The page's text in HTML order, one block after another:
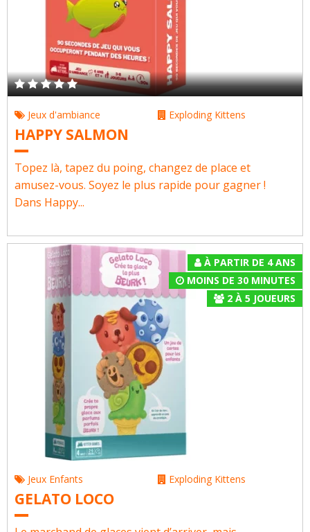
Jeux d'ambiance Exploding Kittens
HAPPY SALMON
Topez là, tapez du poing, changez de place et
amusez-vous. Soyez le plus rapide pour gagner !
Dans Happy...
À PARTIR DE 4 ANS
MOINS DE 30 MINUTES
2À 5 JOUEURS
Jeux Enfants Exploding Kittens
GELATO LOCO